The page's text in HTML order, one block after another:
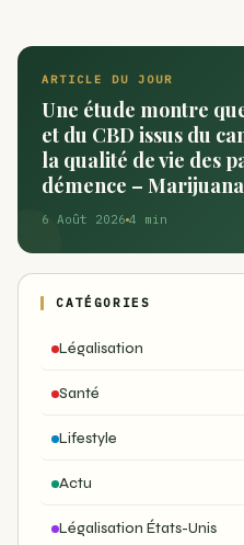
ARTICLE DU JOUR
Une étude montre
et du CBD issus du
la qualité de vie des
démence –
6 Août 2026 4 min
CATÉGORIES
Légalisation
Santé
Lifestyle
Actu
Légalisation États-Unis